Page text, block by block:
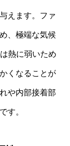
えます。ファ
、極端な気候
熱に弱いため
くなることが
や内部接着部
す。